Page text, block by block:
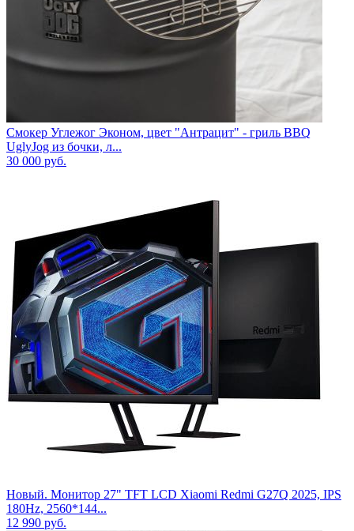
Смокер Углежог Эконом, цвет "Антрацит" - гриль BBQ
UglyJog из бочки, л...
30 000 руб.
Новый. Монитор 27" TFT LCD Xiaomi Redmi G27Q 2025, IPS
180Hz, 2560*144...
12 990 руб.